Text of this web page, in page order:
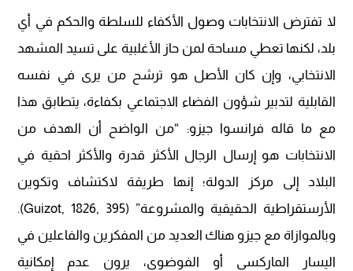
لا تفترض الانتخابات وصول الأكفاء للسلطة والحكم في أي
بلد، لكنها تعطي مساحة لمن حاز الأغلبية على تسيد المشهد
الانتخابي، وإن كان الأصل هو ترشح من يرى في نفسه
القابلية لتدبير شؤون الفضاء الاجتماعي بكفاءة، يتطابق هذا
مع ما قاله فرانسوا جيزو: “من الواضح أن الهدف من
الانتخابات هو إرسال الرجال الأكثر قدرة والأكثر احقية في
البلاد إلى مركز الدولة؛ إنها طريقة لاكتشاف وتكوين
الأرستقراطية الحقيقية والمشروعة” (Guizot, 1826, 395).
وبالموازاة مع جيزو هناك العديد من المفكرين والفاعلين في
اليسار الماركسي أو الفوضوي، يرون عدم إمكانية